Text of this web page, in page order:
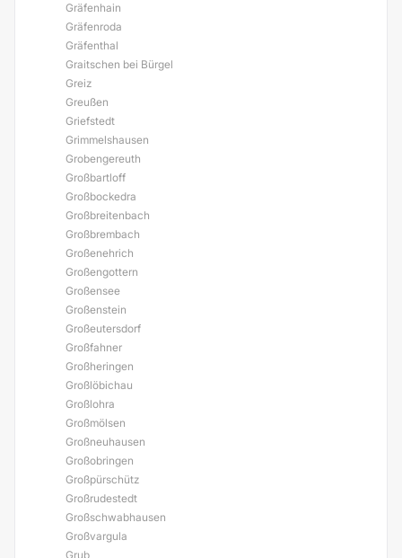
Gräfenhain
Gräfenroda
Gräfenthal
Graitschen bei Bürgel
Greiz
Greußen
Griefstedt
Grimmelshausen
Grobengereuth
Großbartloff
Großbockedra
Großbreitenbach
Großbrembach
Großenehrich
Großengottern
Großensee
Großenstein
Großeutersdorf
Großfahner
Großheringen
Großlöbichau
Großlohra
Großmölsen
Großneuhausen
Großobringen
Großpürschütz
Großrudestedt
Großschwabhausen
Großvargula
Grub